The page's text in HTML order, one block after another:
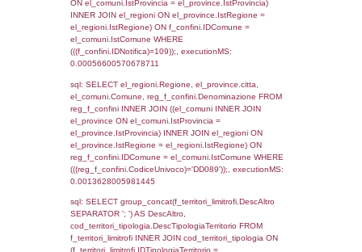
el_regioni_1 ON
el_regioni_1.IstRegione where
executionMS: 0.0006721019744873
sql: SELECT a2p.Cognome, a2p.Nome
a2_ruolipersonale a2rp INNER JOIN
a2rp.IDPersonale = a2p.IDPersonale
(((a2p.IDNotifica)=109) AND
executionMS: 0.0029208660125732
sql: SELECT a2p.Cognome, a2p.Nome
a2_ruolipersonale a2rp INNER JOIN
a2rp.IDPersonale = a2p.IDPersonale
(((a2p.IDNotifica)=109) AND